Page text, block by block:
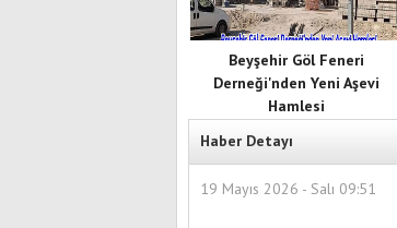
Beyşehir Göl Feneri
Derneği'nden Yeni Aşevi
Hamlesi
Haber Detayı
19 Mayıs 2026 - Salı 09:51